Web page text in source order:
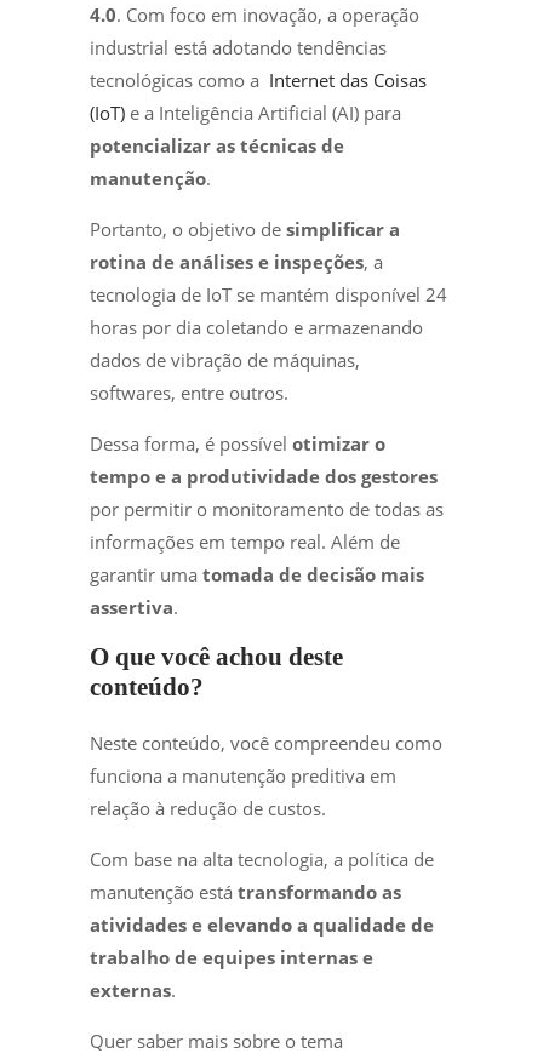
4.0. Com foco em inovação, a operação
industrial está adotando tendências
tecnológicas como a Internet das Coisas
(IoT) e a Inteligência Artificial (AI) para
potencializar as técnicas de
manutenção.
Portanto, o objetivo de simplificar a
rotina de análises e inspeções, a
tecnologia de IoT se mantém disponível 24
horas por dia coletando e armazenando
dados de vibração de máquinas,
softwares, entre outros.
Dessa forma, é possível otimizar o
tempo e a produtividade dos gestores
por permitir o monitoramento de todas as
informações em tempo real. Além de
garantir uma tomada de decisão mais
assertiva.
O que você achou deste
conteúdo?
Neste conteúdo, você compreendeu como
funciona a manutenção preditiva em
relação à redução de custos.
Com base na alta tecnologia, a política de
manutenção está transformando as
atividades e elevando a qualidade de
trabalho de equipes internas e
externas.
Quer saber mais sobre o tema